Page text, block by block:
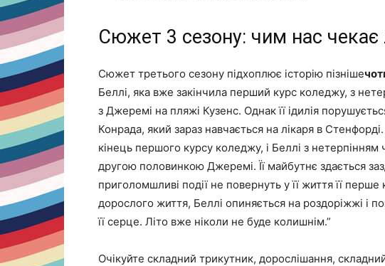
Сюжет 3 сезону: чим нас чекає
Сюжет третього сезону підхоплює історію пізніше
Беллі, яка вже закінчила перший курс коледжу, з
з Джеремі на пляжі Кузенс. Однак її ідилія
Конрада, який зараз навчається на лікаря в
кінець першого курсу коледжу, і Беллі з нетерпінням
другою половинкою Джеремі. Її майбутнє здається
приголомшливі події не повернуть у її життя її
дорослого життя, Беллі опиняється на роздоріжжі і
її серце. Літо вже ніколи не буде колишнім.”
Очікуйте складний трикутник, дорослішання,